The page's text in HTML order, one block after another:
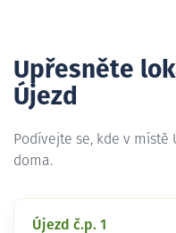
Upřesněte
Újezd
Podívejte se, kde v místě
doma.
Újezd č.p. 1